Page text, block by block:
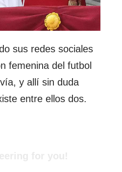
sus redes sociales
femenina del futbol
y allí sin duda
entre ellos dos.